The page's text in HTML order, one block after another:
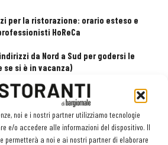
noi e i nostri partner utilizziamo tecnologie
e/o accedere alle informazioni del dispositivo. Il
permetterà a noi e ai nostri partner di elaborare
per la ristorazione: orario esteso e
HoReCa
da Nord a Sud per godersi le
se si è in vacanza)
Le ultime soluzioni delle aziende